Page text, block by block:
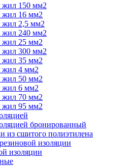
жил 150 мм2
жил 16 мм2
жил 2,5 мм2
жил 240 мм2
жил 25 мм2
жил 300 мм2
жил 35 мм2
жил 4 мм2
жил 50 мм2
жил 6 мм2
жил 70 мм2
жил 95 мм2
бронированный
из сшитого полиэтилена
изоляции
изоляции